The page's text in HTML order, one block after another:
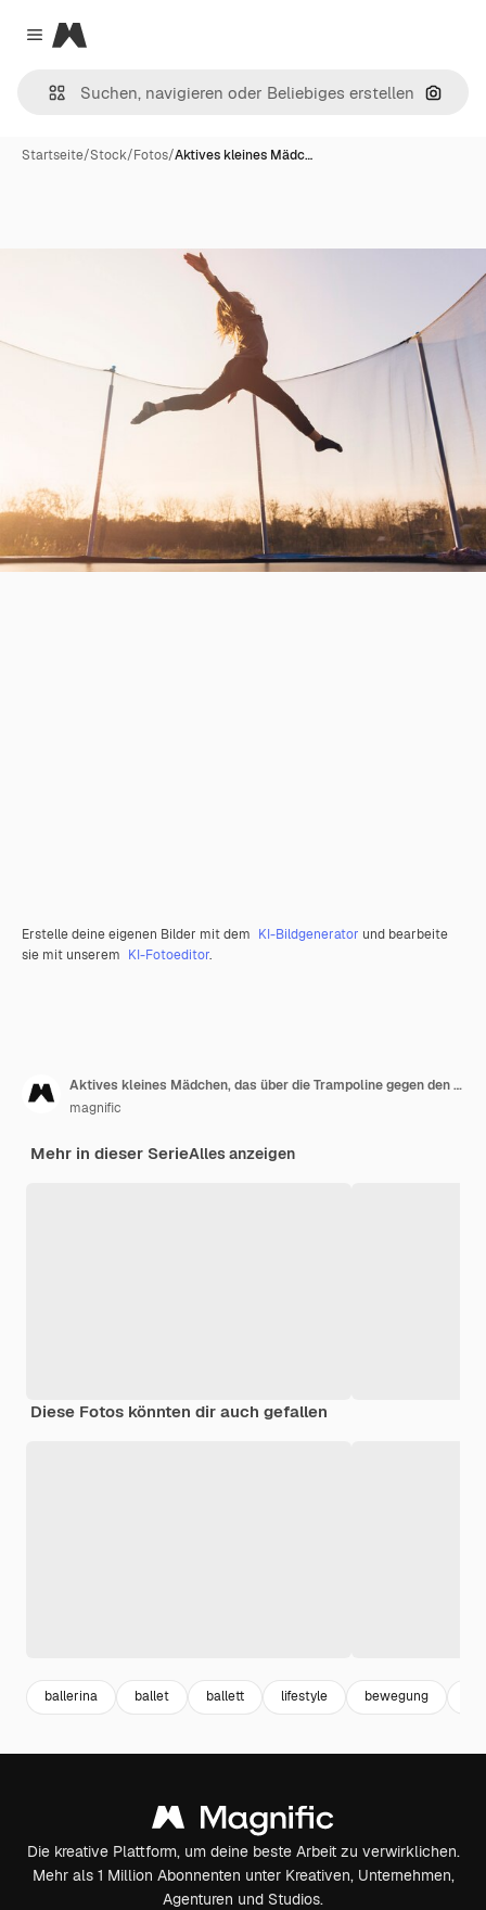
Close menu
Magnific
Nach
Startseite/Stock/Fotos/Aktives kleines Mädc…
Erstelle deine eigenen Bilder mit dem KI-Bildgenerator und bearbeite
sie mit unserem KI-Fotoeditor.
Aktives kleines Mädchen, das über die Trampoline gegen den Himmel springt
magnific
Mehr in dieser SerieAlles anzeigen
Diese Fotos könnten dir auch gefallen
ballerina ballet ballett lifestyle bewegung
Die kreative Plattform, um deine beste Arbeit zu verwirklichen.
Mehr als 1 Million Abonnenten unter Kreativen, Unternehmen,
Agenturen und Studios.